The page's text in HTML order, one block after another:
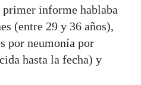
informe hablaba
(entre 29 y 36 años),
por neumonía por
hasta la fecha) y